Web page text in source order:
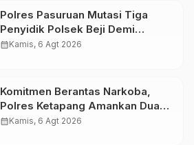
Polres Pasuruan Mutasi Tiga
Penyidik Polsek Beji Demi
Efektivitas dan Kelancaran Proses
calendar_monthKamis, 6 Agt 2026
Komitmen Berantas Narkoba,
Polres Ketapang Amankan Dua
Pelaku, Ganja seberat 28,94
calendar_monthKamis, 6 Agt 2026